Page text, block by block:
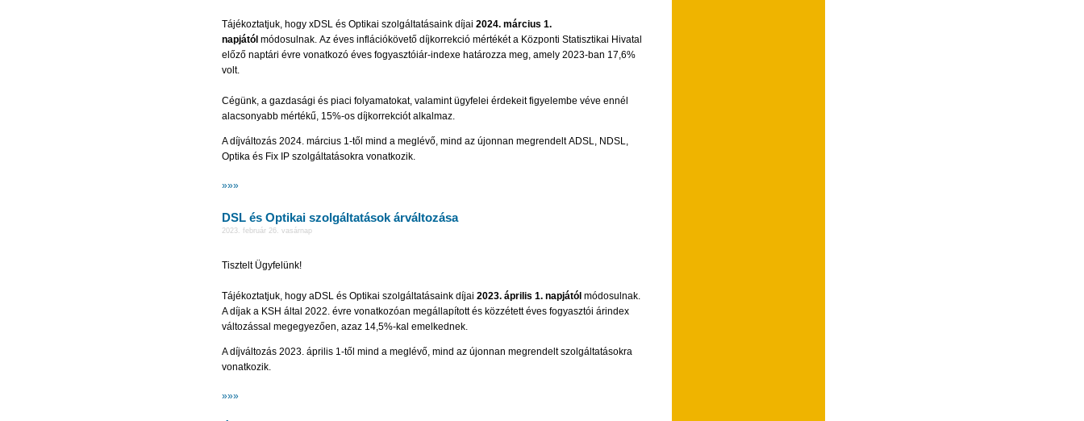
Tájékoztatjuk, hogy xDSL és Optikai szolgáltatásaink díjai 2024. március 1.
napjától módosulnak. Az éves inflációkövető díjkorrekció mértékét a Központi Statisztikai Hivatal
előző naptári évre vonatkozó éves fogyasztóiár-indexe határozza meg, amely 2023-ban 17,6%
volt.
Cégünk, a gazdasági és piaci folyamatokat, valamint ügyfelei érdekeit figyelembe véve ennél
alacsonyabb mértékű, 15%-os díjkorrekciót alkalmaz.
A díjváltozás 2024. március 1-től mind a meglévő, mind az újonnan megrendelt ADSL, NDSL,
Optika és Fix IP szolgáltatásokra vonatkozik.
»»»
DSL és Optikai szolgáltatások árváltozása
2023. február 26. vasárnap
Tisztelt Ügyfelünk!
Tájékoztatjuk, hogy aDSL és Optikai szolgáltatásaink díjai 2023. április 1. napjától módosulnak.
A díjak a KSH által 2022. évre vonatkozóan megállapított és közzétett éves fogyasztói árindex
változással megegyezően, azaz 14,5%-kal emelkednek.
A díjváltozás 2023. április 1-től mind a meglévő, mind az újonnan megrendelt szolgáltatásokra
vonatkozik.
»»»